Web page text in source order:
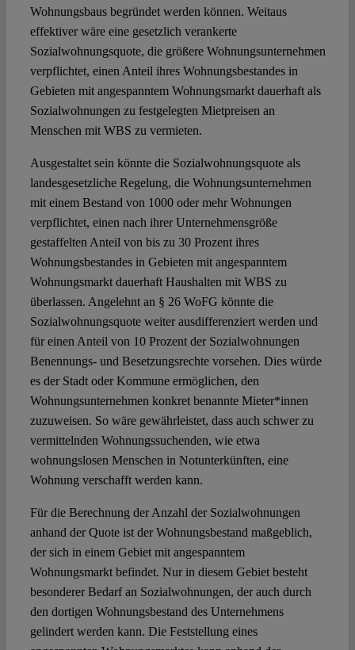
Wohnungsbaus begründet werden können. Weitaus
effektiver wäre eine gesetzlich verankerte
Sozialwohnungsquote, die größere Wohnungsunternehmen
verpflichtet, einen Anteil ihres Wohnungsbestandes in
Gebieten mit angespanntem Wohnungsmarkt dauerhaft als
Sozialwohnungen zu festgelegten Mietpreisen an
Menschen mit WBS zu vermieten.
Ausgestaltet sein könnte die Sozialwohnungsquote als
landesgesetzliche Regelung, die Wohnungsunternehmen
mit einem Bestand von 1000 oder mehr Wohnungen
verpflichtet, einen nach ihrer Unternehmensgröße
gestaffelten Anteil von bis zu 30 Prozent ihres
Wohnungsbestandes in Gebieten mit angespanntem
Wohnungsmarkt dauerhaft Haushalten mit WBS zu
überlassen. Angelehnt an § 26 WoFG könnte die
Sozialwohnungsquote weiter ausdifferenziert werden und
für einen Anteil von 10 Prozent der Sozialwohnungen
Benennungs- und Besetzungsrechte vorsehen. Dies würde
es der Stadt oder Kommune ermöglichen, den
Wohnungsunternehmen konkret benannte Mieter*innen
zuzuweisen. So wäre gewährleistet, dass auch schwer zu
vermittelnden Wohnungssuchenden, wie etwa
wohnungslosen Menschen in Notunterkünften, eine
Wohnung verschafft werden kann.
Für die Berechnung der Anzahl der Sozialwohnungen
anhand der Quote ist der Wohnungsbestand maßgeblich,
der sich in einem Gebiet mit angespanntem
Wohnungsmarkt befindet. Nur in diesem Gebiet besteht
besonderer Bedarf an Sozialwohnungen, der auch durch
den dortigen Wohnungsbestand des Unternehmens
gelindert werden kann. Die Feststellung eines